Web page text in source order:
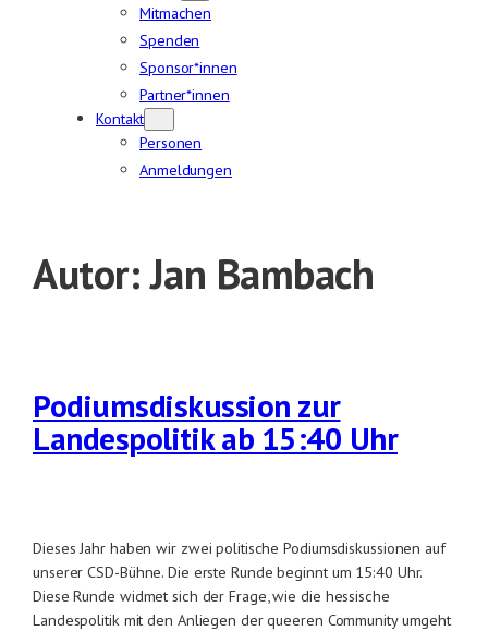
Mitmachen
Spenden
Sponsor*innen
Partner*innen
Kontakt
Personen
Anmeldungen
Autor:Jan Bambach
Podiumsdiskussion zur
Landespolitik ab 15:40 Uhr
Dieses Jahr haben wir zwei politische Podiumsdiskussionen auf
unserer CSD-Bühne. Die erste Runde beginnt um 15:40 Uhr.
Diese Runde widmet sich der Frage, wie die hessische
Landespolitik mit den Anliegen der queeren Community umgeht